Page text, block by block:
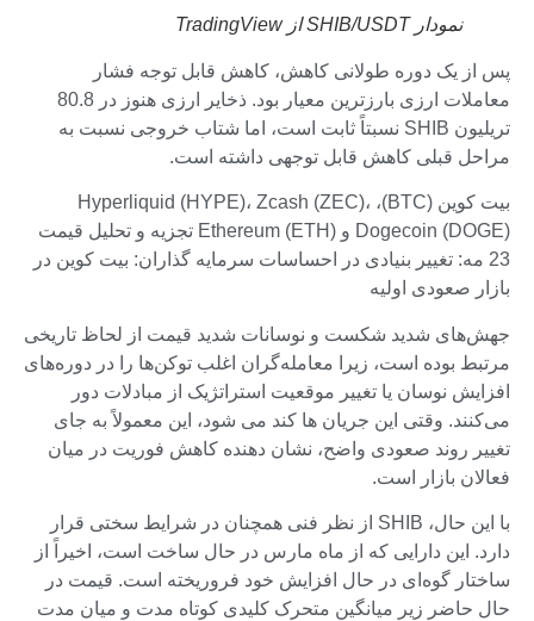
نمودار SHIB/USDT از TradingView
پس از یک دوره طولانی کاهش، کاهش قابل توجه فشار
معاملات ارزی بارزترین معیار بود. ذخایر ارزی هنوز در 80.8
تریلیون SHIB نسبتاً ثابت است، اما شتاب خروجی نسبت به
مراحل قبلی کاهش قابل توجهی داشته است.
بیت کوین (BTC)، Hyperliquid (HYPE)، Zcash (ZEC)،
Dogecoin (DOGE) و Ethereum (ETH) تجزیه و تحلیل قیمت
23 مه: تغییر بنیادی در احساسات سرمایه گذاران: بیت کوین در
بازار صعودی اولیه
جهش‌های شدید شکست و نوسانات شدید قیمت از لحاظ تاریخی
مرتبط بوده است، زیرا معامله‌گران اغلب توکن‌ها را در دوره‌های
افزایش نوسان یا تغییر موقعیت استراتژیک از مبادلات دور
می‌کنند. وقتی این جریان ها کند می شود، این معمولاً به جای
تغییر روند صعودی واضح، نشان دهنده کاهش فوریت در میان
فعالان بازار است.
با این حال، SHIB از نظر فنی همچنان در شرایط سختی قرار
دارد. این دارایی که از ماه مارس در حال ساخت است، اخیراً از
ساختار گوه‌ای در حال افزایش خود فروریخته است. قیمت در
حال حاضر زیر میانگین متحرک کلیدی کوتاه مدت و میان مدت